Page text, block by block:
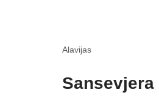
Alavijas
Sansevjera